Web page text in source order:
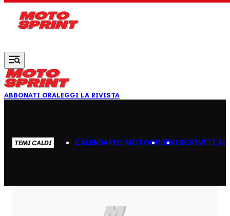
ABBONATI ORALEGGI LA RIVISTA
TEMI CALDI CALENDARIO MOTOGPSBKISCRIVITI AL